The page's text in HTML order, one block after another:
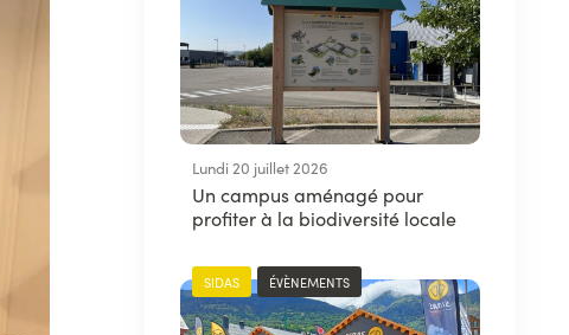
Lundi 20 juillet 2026
Un campus aménagé pour
profiter à la biodiversité locale
SIDAS ÉVÈNEMENTS